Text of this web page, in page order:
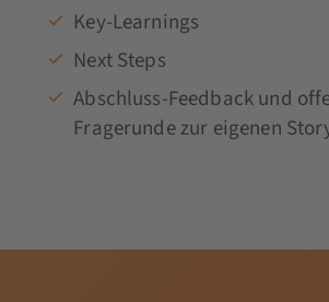
Key-Learnings
Next Steps
Abschluss-Feedback und
Fragerunde zur eigenen